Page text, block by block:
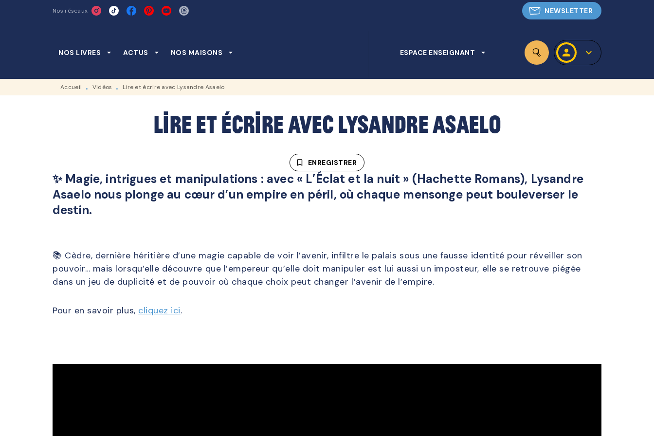
RECHERCHE CONTENU
Nos réseaux NEWSLETTER
personn keyboard_arrow_down
NOS LIVRES arrow_drop_down ACTUS arrow_drop_down NOS MAISONS arrow_drop_down ESPACE ENSEIGNANT arrow_drop_down
search
Accueil • Vidéos • Lire et écrire avec Lysandre Asaelo
Lire et écrire avec Lysandre Asaelo
bookmark_border ENREGISTRER
✨ Magie, intrigues et manipulations : avec « L’Éclat et la nuit » (Hachette Romans), Lysandre
Asaelo nous plonge au cœur d’un empire en péril, où chaque mensonge peut bouleverser le
destin.
📚 Cèdre, dernière héritière d’une magie capable de voir l’avenir, infiltre le palais sous une fausse identité pour réveiller son
pouvoir… mais lorsqu’elle découvre que l’empereur qu’elle doit manipuler est lui aussi un imposteur, elle se retrouve piégée
dans un jeu de duplicité et de pouvoir où chaque choix peut changer l’avenir de l’empire.
Pour en savoir plus, cliquez ici.